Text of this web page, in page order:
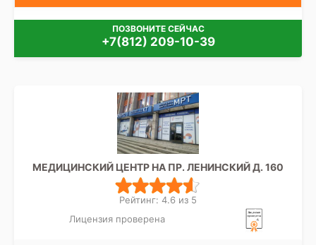
ПОЗВОНИТЕ СЕЙЧАС
+7(812) 209-10-39
МЕДИЦИНСКИЙ ЦЕНТР НА ПР. ЛЕНИНСКИЙ Д. 160
Рейтинг: 4.6 из 5
Лицензия проверена